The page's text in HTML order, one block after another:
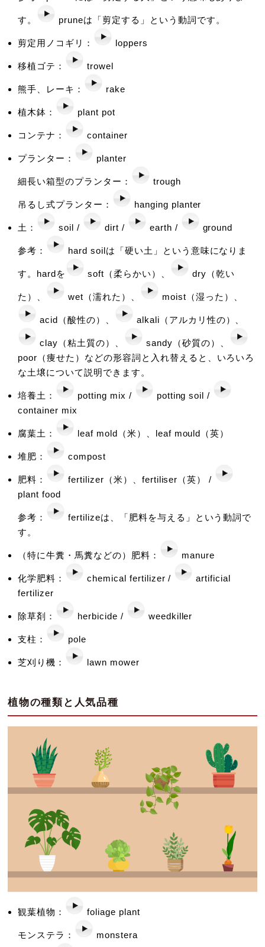
す。 pruneは「剪定する」という動詞です。
剪定用ノコギリ： loppers
移植ゴテ： trowel
熊手、レーキ： rake
植木鉢： plant pot
コンテナ： container
プランター： planter
細長い箱型のプランター： trough
吊るし式プランター： hanging planter
土： soil / dirt / earth / ground
参考： hard soilは「硬い土」という意味になりま
す。hardを soft（柔らかい）、 dry（乾い
た）、 wet（濡れた）、 moist（湿った）、
acid（酸性の）、 alkali（アルカリ性の）、
clay（粘土質の）、
sandy（砂質の）、
poor（痩せた）などの形容詞と入れ替えると、いろいろ
な土壌について説明できます。
培養土： potting mix /
potting soil /
container mix
腐葉土： leaf mold（米）、leaf mould（英）
堆肥： compost
肥料：
fertilizer（米）、fertiliser（英） /
plant food
参考：
fertilizeは、「肥料を与える」という動詞で
す。
（特に牛糞・馬糞などの）肥料： manure
化学肥料： chemical fertilizer /
artificial
fertilizer
除草剤： herbicide / weedkiller
支柱： pole
芝刈り機： lawn mower
植物の種類と人気品種
観葉植物： foliage plant
モンステラ： monstera